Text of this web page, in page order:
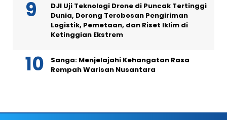
DJI Uji Teknologi Drone di Puncak Tertinggi
Dunia, Dorong Terobosan Pengiriman
Logistik, Pemetaan, dan Riset Iklim di
Ketinggian Ekstrem
Sanga: Menjelajahi Kehangatan Rasa
Rempah Warisan Nusantara